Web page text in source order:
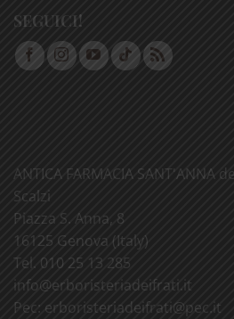
SEGUICI!
ANTICA FARMACIA SANT'ANNA
Scalzi
Piazza S. Anna, 8
16125 Genova (Italy)
Tel. 010 25 13 285
info@erboristeriadeifrati.it
Pec: erboristeriadeifrati@pec.it